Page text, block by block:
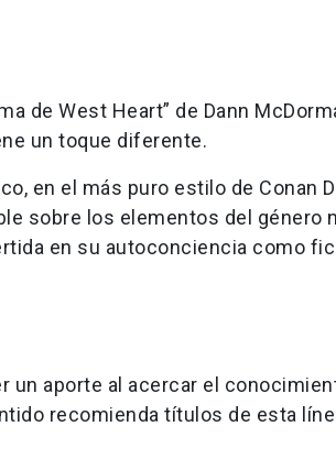
de West Heart” de Dann
un toque diferente.
en el más puro estilo de Conan
sobre los elementos del género
en su autoconciencia como
un aporte al acercar el
recomienda títulos de esta